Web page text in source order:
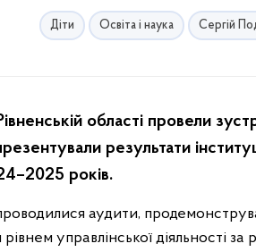
Діти Освіта і наука Сергій
області провели
результати
років.
аудити,
управлінської діяльності за